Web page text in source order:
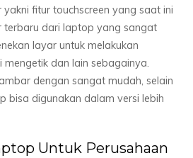
fitur touchscreen yang saat ini
terbaru dari laptop yang sangat
layar untuk melakukan
mengetik dan lain sebagainya.
dengan sangat mudah, selain
bisa digunakan dalam versi lebih
Untuk Perusahaan